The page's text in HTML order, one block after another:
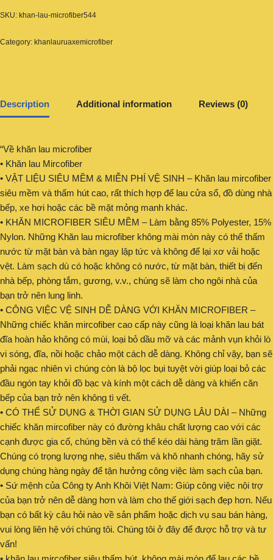
SKU: khan-lau-microfiber544
Category: khanlauruaxemicrofiber
Description Additional information Reviews (0)
“Về khăn lau microfiber
• Khăn lau Mircofiber
• VẬT LIỆU SIÊU MỀM & MIỄN PHÍ VỆ SINH – Khăn lau mircofiber
siêu mềm và thấm hút cao, rất thích hợp để lau cửa sổ, đồ dùng nhà
bếp, xe hơi hoặc các bề mặt mỏng manh khác.
• KHĂN MICROFIBER SIÊU MỀM – Làm bằng 85% Polyester, 15%
Nylon. Những Khăn lau microfiber không mài mòn này có thể thấm
nước từ mặt bàn và bàn ngay lập tức và không để lại xơ vải hoặc
vệt. Làm sạch dù có hoặc không có nước, từ mặt bàn, thiết bị đến
nhà bếp, phòng tắm, gương, v.v., chúng sẽ làm cho ngôi nhà của
bạn trở nên lung linh.
• CÔNG VIỆC VỆ SINH DỄ DÀNG VỚI KHĂN MICROFIBER –
Những chiếc khăn mircofiber cao cấp này cũng là loại khăn lau bát
đĩa hoàn hảo không có mùi, loại bỏ dầu mỡ và các mảnh vụn khỏi lò
vi sóng, đĩa, nồi hoặc chảo một cách dễ dàng. Không chỉ vậy, bạn sẽ
phải ngạc nhiên vì chúng còn là bộ lọc bụi tuyệt vời giúp loại bỏ các
đầu ngón tay khỏi đồ bạc và kính một cách dễ dàng và khiến căn
bếp của bạn trở nên không tì vết.
• CÓ THỂ SỬ DỤNG & THỜI GIAN SỬ DỤNG LÂU DÀI – Những
chiếc khăn mircofiber này có đường khâu chất lượng cao với các
cạnh được gia cố, chúng bền và có thể kéo dài hàng trăm lần giặt.
Chúng có trọng lượng nhẹ, siêu thấm và khô nhanh chóng, hãy sử
dụng chúng hàng ngày để tận hưởng công việc làm sạch của bạn.
• Sứ mệnh của Công ty Anh Khôi Việt Nam: Giúp công việc nội trợ
của bạn trở nên dễ dàng hơn và làm cho thế giới sạch đẹp hơn. Nếu
bạn có bất kỳ câu hỏi nào về sản phẩm hoặc dịch vụ sau bán hàng,
vui lòng liên hệ với chúng tôi. Chúng tôi ở đây để được hỗ trợ và tư
vấn!